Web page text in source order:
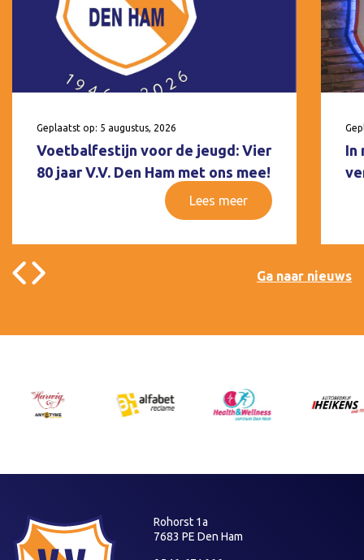
Geplaatst op: 5 augustus, 2026
Voetbalfestijn voor de jeugd: Vier
80 jaar V.V. Den Ham met ons mee!
Lees meer
In
Ga naar nieuws
Rohorst 1a
7683 PE Den Ham